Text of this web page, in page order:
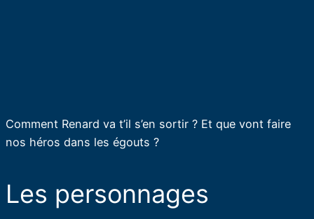
Comment Renard va t’il s’en sortir ? Et que vont faire
nos héros dans les égouts ?
Les personnages